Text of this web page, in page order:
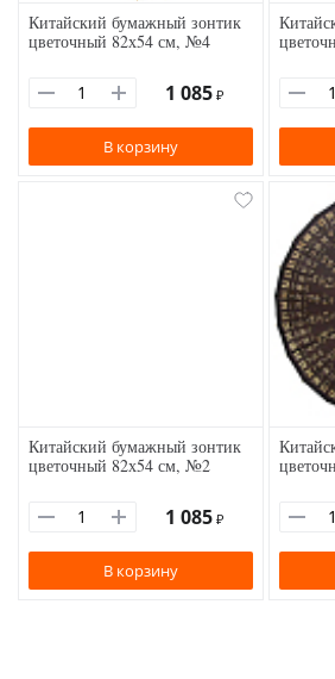
Китайский бумажный зонтик
цветочный 82х54 см, №4
1 085 ₽
В корзину
Китайский бумажный зонтик
цветочный 82х54 см, №2
1 085 ₽
В корзину